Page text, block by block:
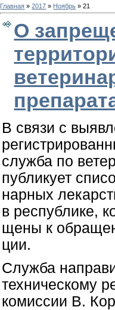
Главная »2017 » Ноябрь » 21
О
В свя­зи с
служ­ба по
пуб­ли­ку­ет
нар­ных
в рес­публи­ке,
щены к
ции.
Служба
техническому
комиссии В.